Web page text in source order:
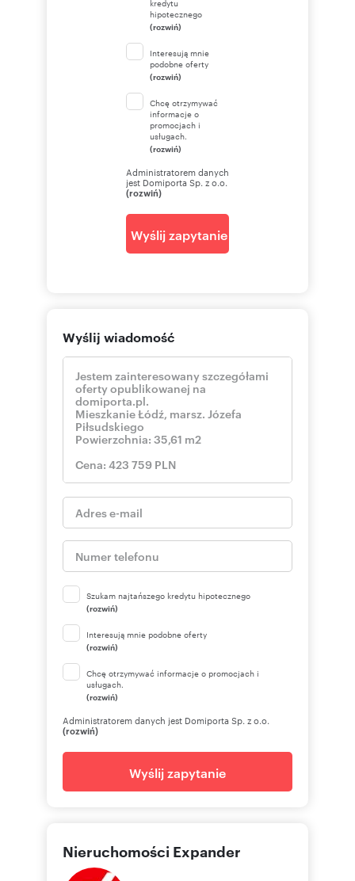
kredytu
hipotecznego
(rozwiń)
Interesują mnie
podobne oferty
(rozwiń)
Chcę otrzymywać
informacje o
promocjach i
usługach.
(rozwiń)
Administratorem danych
jest Domiporta Sp. z o.o.
(rozwiń)
Wyślij zapytanie
Wyślij wiadomość
Szukam najtańszego kredytu hipotecznego
(rozwiń)
Interesują mnie podobne oferty
(rozwiń)
Chcę otrzymywać informacje o promocjach i
usługach.
(rozwiń)
Administratorem danych jest Domiporta Sp. z o.o.
(rozwiń)
Wyślij zapytanie
Nieruchomości Expander